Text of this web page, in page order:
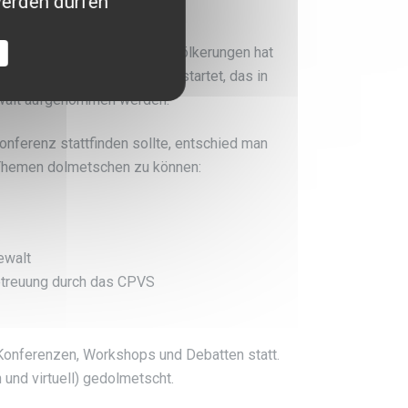
Auswirkungen auf die Bevölkerungen hat
seines Personals gestartet, das in
aufgenommen werden.
stattfinden sollte, entschied man
dolmetschen zu können:
durch das CPVS
Workshops und Debatten statt.
und virtuell) gedolmetscht.